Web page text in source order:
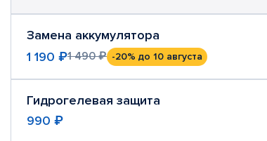
Замена аккумулятора
1 190 ₽1 490 ₽ -20% до 10 августа
Гидрогелевая защита
990 ₽